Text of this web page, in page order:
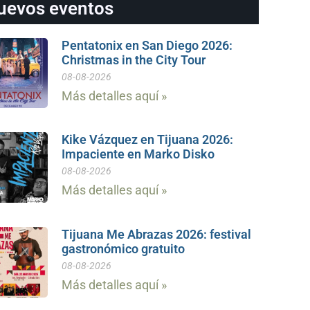
eventos
Pentatonix en San Diego 2026:
Christmas in the City Tour
08-08-2026
Más detalles aquí »
Kike Vázquez en Tijuana 2026:
Impaciente en Marko Disko
08-08-2026
Más detalles aquí »
Tijuana Me Abrazas 2026: festival
gastronómico gratuito
08-08-2026
Más detalles aquí »